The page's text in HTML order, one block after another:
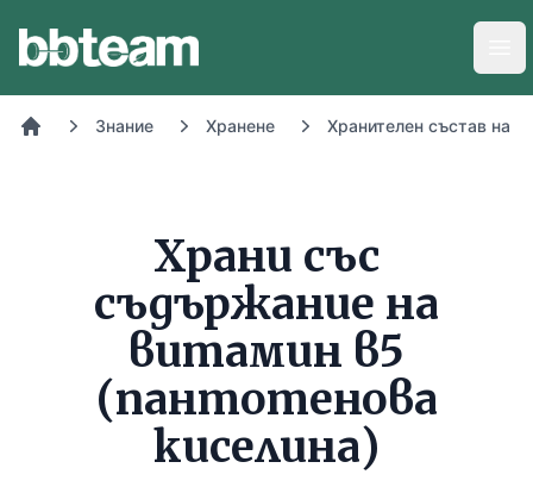
Знание Хранене Хранителен състав на
Храни със
съдържание на
витамин в5
(пантотенова
киселина)